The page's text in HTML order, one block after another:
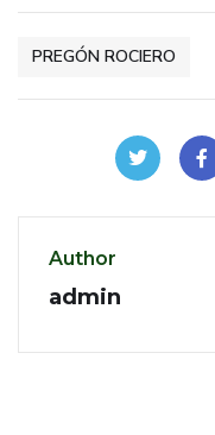
PREGÓN ROCIERO
Author
admin